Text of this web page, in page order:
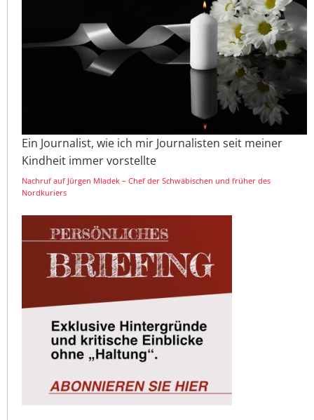
Ein Journalist, wie ich mir Journalisten seit meiner
Kindheit immer vorstellte
Nachruf auf Jürgen Mladek – Chef der Schwäbischen und früher des
Nordkuriers